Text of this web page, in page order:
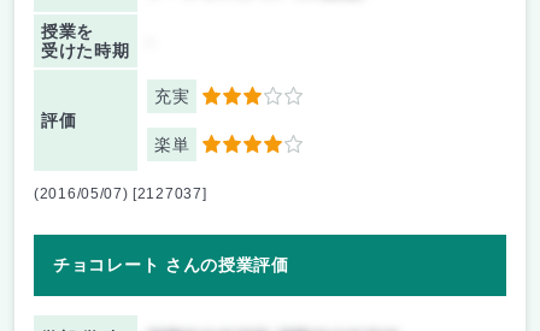
授業を
受けた時期
評価
充実 3
楽単 4
(2016/05/07) [2127037]
チョコレート さんの授業評価